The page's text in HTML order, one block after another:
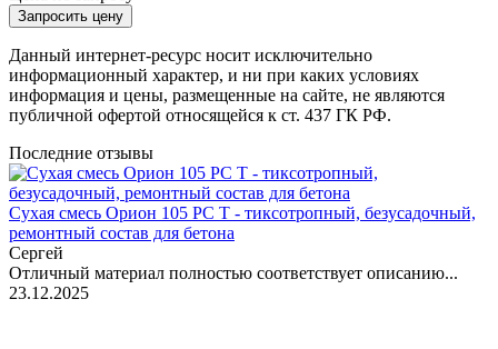
Расчет доставки ТК БАЙКАЛ СЕРВИС
Запросить цену
Данный интернет-ресурс носит исключительно
информационный характер, и ни при каких условиях
информация и цены, размещенные на сайте, не являются
публичной офертой относящейся к ст. 437 ГК РФ.
Последние отзывы
Сухая смесь Орион 105 РС Т - тиксотропный, безусадочный,
ремонтный состав для бетона
Сергей
Отличный материал полностью соответствует описанию...
23.12.2025